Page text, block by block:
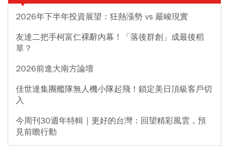
2026年下半年投資展望：狂熱漲勢 vs 嚴峻現實
友達二把手柯富仁裸辭內幕！「落後群創」成最後稻
草？
2026前進大南方論壇
佳世達集團艦隊無人機小隊起飛！鎖定美日頂級客戶切
入
今周刊30週年特輯｜更好的台灣：回望精彩風雲，預
見前瞻行動